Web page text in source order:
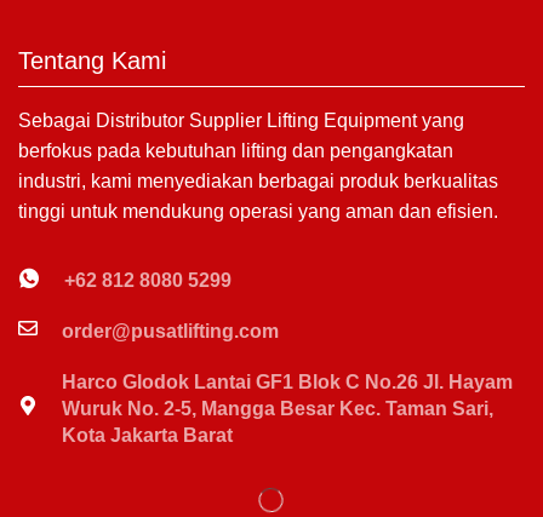
Tentang Kami
Sebagai Distributor Supplier Lifting Equipment yang
berfokus pada kebutuhan lifting dan pengangkatan
industri, kami menyediakan berbagai produk berkualitas
tinggi untuk mendukung operasi yang aman dan efisien.
+62 812 8080 5299
order@pusatlifting.com
Harco Glodok Lantai GF1 Blok C No.26 Jl. Hayam
Wuruk No. 2-5, Mangga Besar Kec. Taman Sari,
Kota Jakarta Barat